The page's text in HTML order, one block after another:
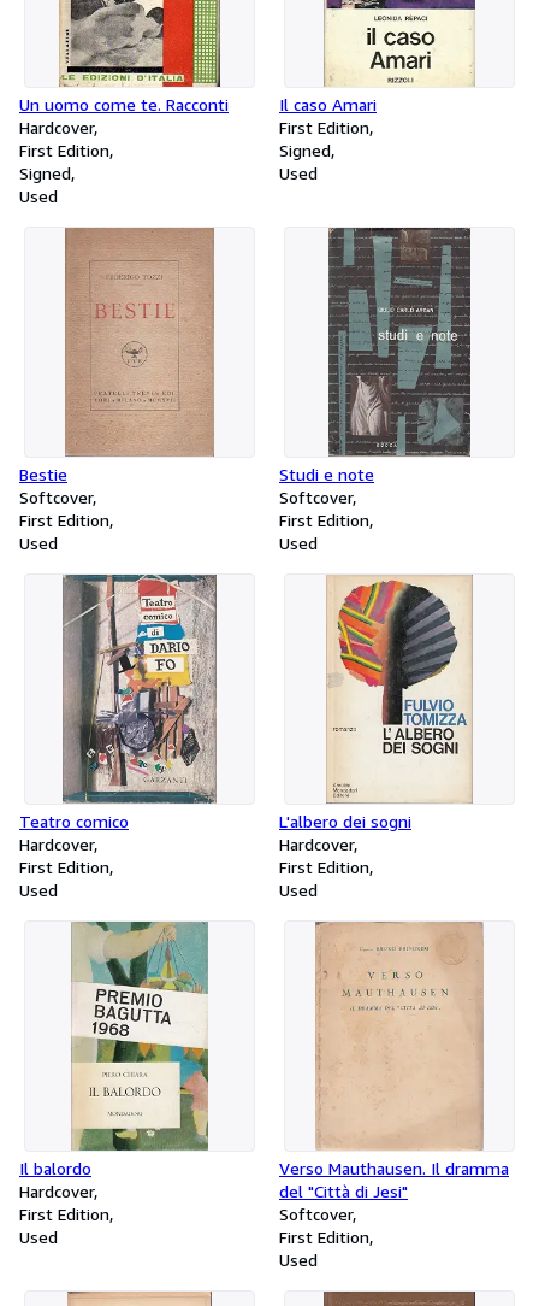
Un uomo come te. Racconti
Hardcover
First Edition
Signed
Used
Il caso Amari
First Edition
Signed
Used
Bestie
Softcover
First Edition
Used
Studi e note
Softcover
First Edition
Used
Teatro comico
Hardcover
First Edition
Used
L'albero dei sogni
Hardcover
First Edition
Used
Il balordo
Hardcover
First Edition
Used
Verso Mauthausen. Il dramma
del "Città di Jesi"
Softcover
First Edition
Used